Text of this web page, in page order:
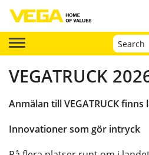
VEGATRUCK
Anmälan till VEGATRUCK finns
Innovationer som gör intryck